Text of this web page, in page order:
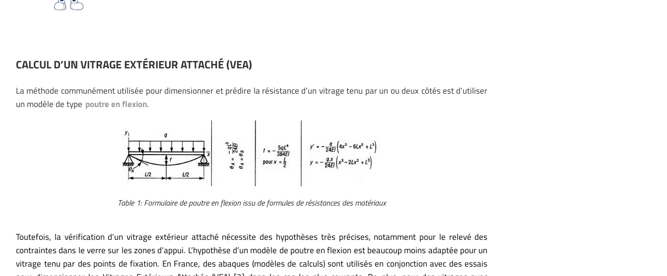
CALCUL D’UN VITRAGE EXTÉRIEUR ATTACHÉ (VEA)
La méthode communément utilisée pour dimensionner et prédire la résistance d’un vitrage tenu par un ou deux côtés est d’utiliser
un modèle de type poutre en flexion.
Table 1: Formulaire de poutre en flexion issu de formules de résistances des matériaux
Toutefois, la vérification d’un vitrage extérieur attaché nécessite des hypothèses très précises, notamment pour le relevé des
contraintes dans le verre sur les zones d’appui. L’hypothèse d’un modèle de poutre en flexion est beaucoup moins adaptée pour un
vitrage tenu par des points de fixation. En France, des abaques (modèles de calculs) sont utilisés en conjonction avec des essais